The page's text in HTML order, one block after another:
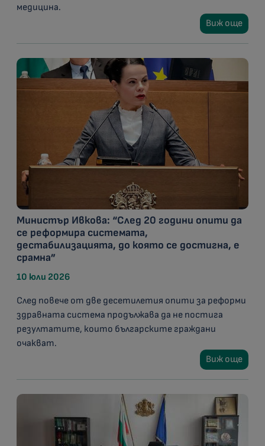
медицина.
Виж още
Министър Ивкова: “След 20 години опити да
се реформира системата,
дестабилизацията, до която се достигна, е
срамна”
10 юли 2026
След повече от две десетилетия опити за реформи
здравната система продължава да не постига
резултатите, които българските граждани
очакват.
Виж още